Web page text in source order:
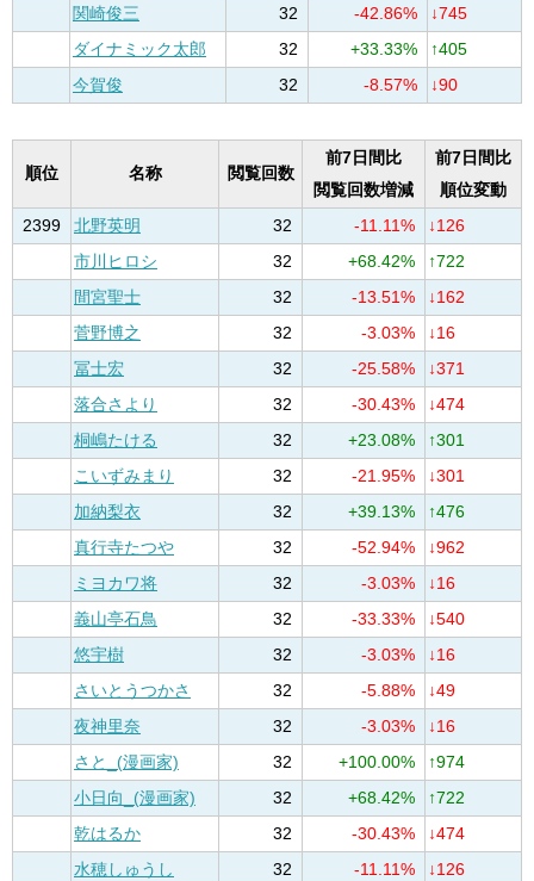
関崎俊三
32 -42.86%
↓745
ダイナミック太郎
32 +33.33%
↑405
今賀俊
32 -8.57% ↓90
順位 名称 閲覧回数
前7日間比
閲覧回数増減
前7日間比
順位変動
2399
北野英明 32 -11.11%
↓126
市川ヒロシ
32 +68.42%
↑722
間宮聖士
32 -13.51%
↓162
菅野博之
32 -3.03%
↓16
冨士宏
32 -25.58%
↓371
落合さより
32 -30.43%
↓474
桐嶋たける
32 +23.08%
↑301
こいずみまり
32 -21.95%
↓301
加納梨衣
32 +39.13%
↑476
真行寺たつや
32 -52.94%
↓962
ミヨカワ将
32 -3.03%
↓16
義山亭石鳥
32 -33.33%
↓540
悠宇樹
32 -3.03%
↓16
さいとうつかさ
32 -5.88%
↓49
夜神里奈
32 -3.03%
↓16
さと_(漫画家)
32 +100.00%
↑974
小日向_(漫画家)
32 +68.42%
↑722
乾はるか
32 -30.43%
↓474
水穂しゅうし
32 -11.11%
↓126